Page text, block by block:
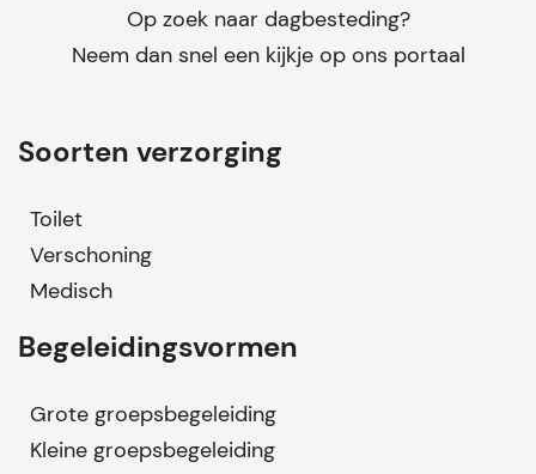
Op zoek naar dagbesteding?
Neem dan snel een kijkje op ons portaal
Soorten verzorging
Toilet
Verschoning
Medisch
Begeleidingsvormen
Grote groepsbegeleiding
Kleine groepsbegeleiding